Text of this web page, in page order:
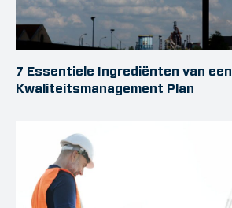
7 Essentiele Ingrediënten van een
Kwaliteitsmanagement Plan